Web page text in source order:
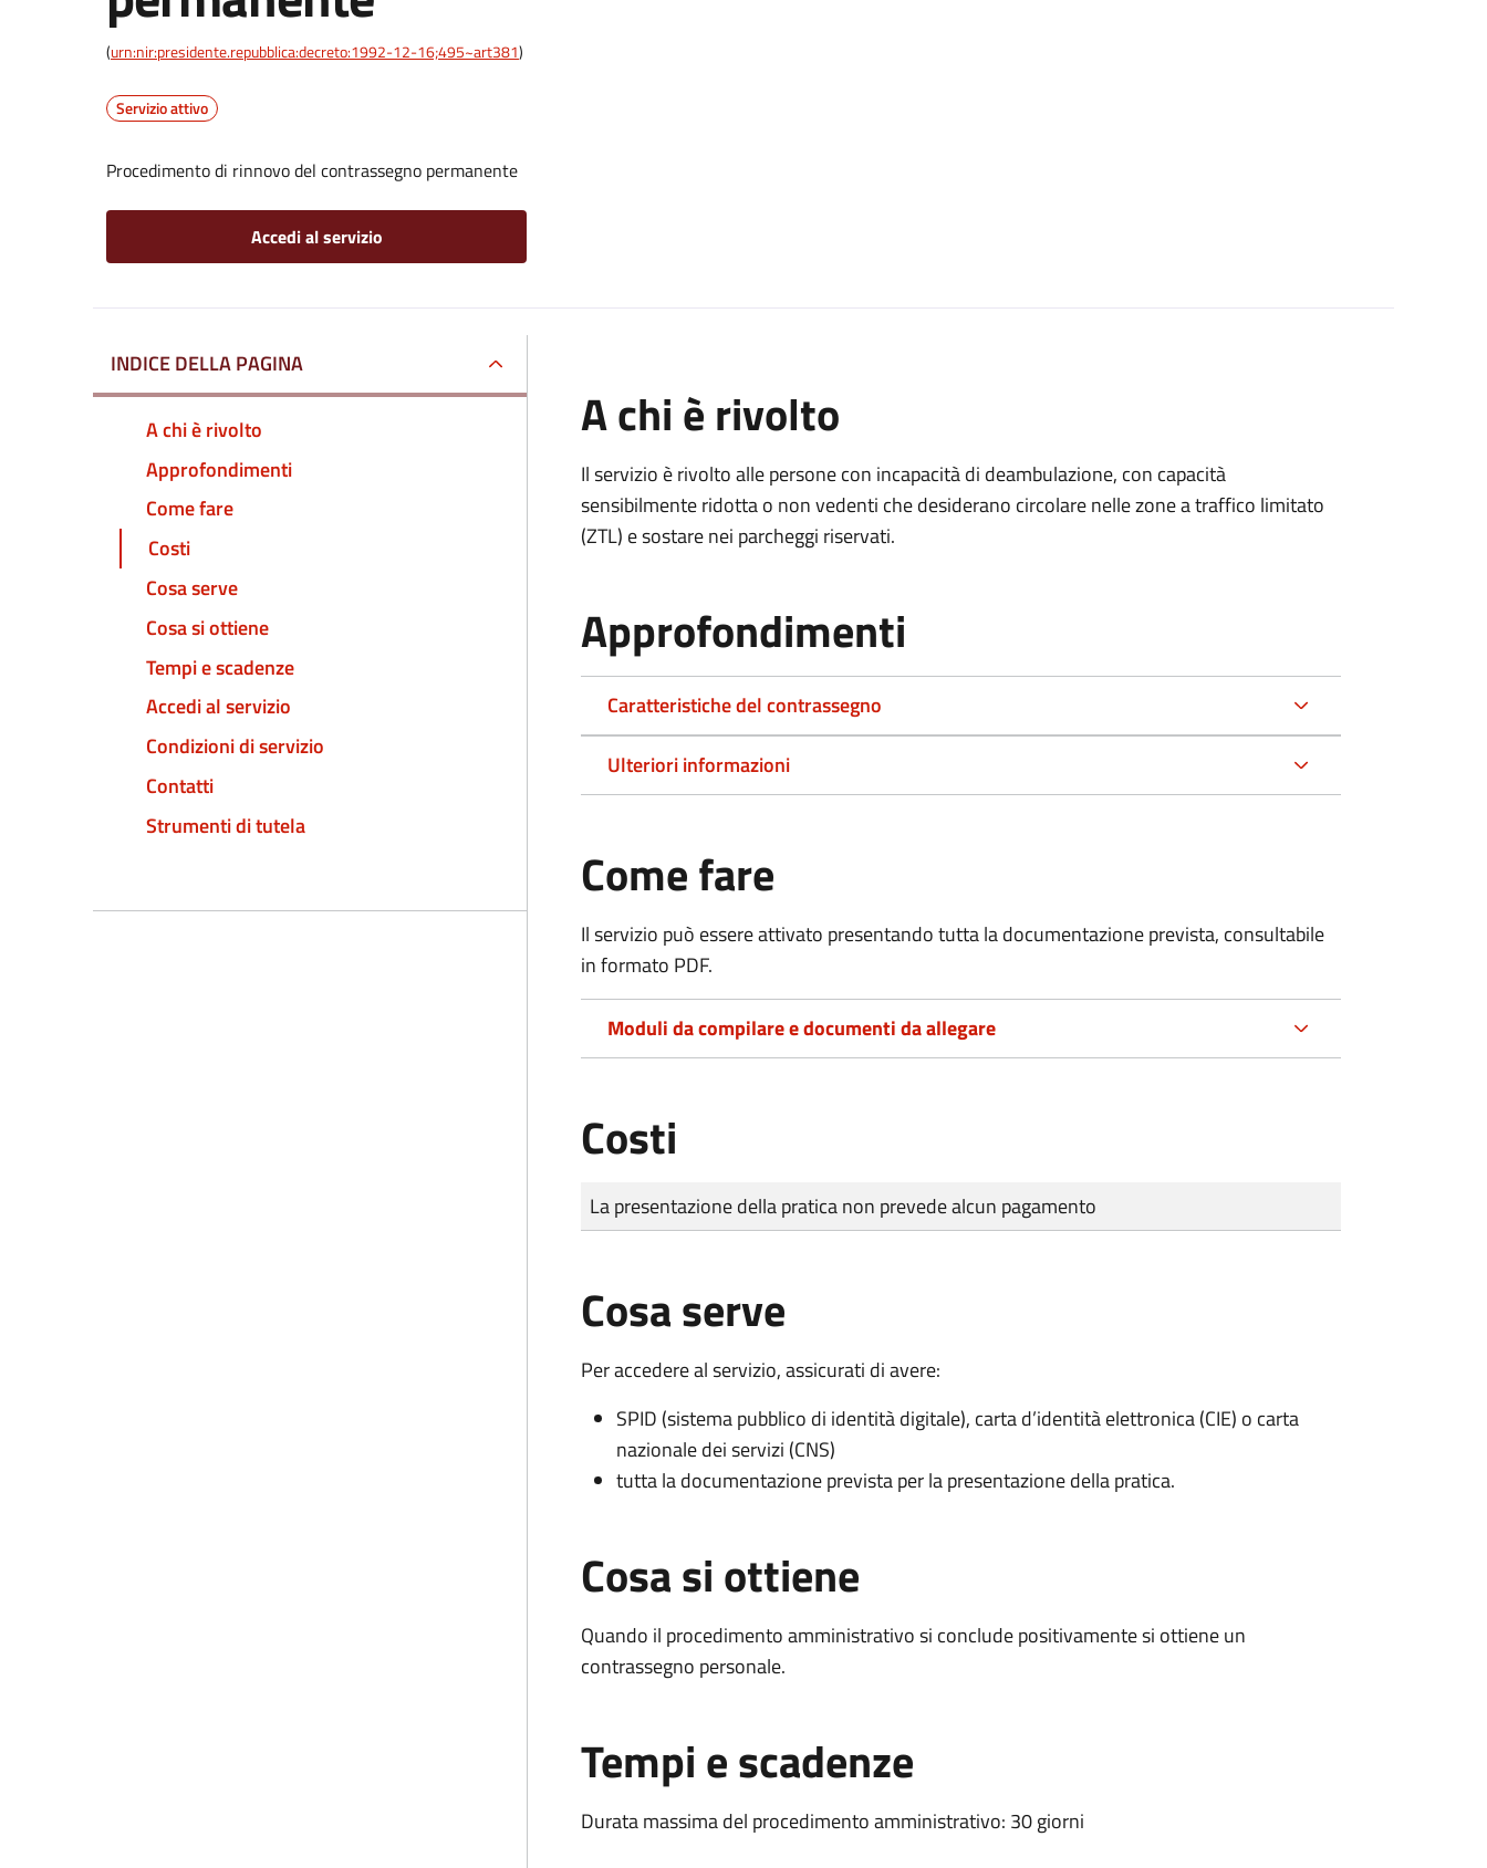
(urn:nir:presidente.repubblica:decreto:1992-12-16;495~art381)
Servizio attivo
Procedimento di rinnovo del contrassegno permanente
Accedi al servizio
INDICE DELLA PAGINA
A chi è rivolto
Approfondimenti
Come fare
Costi
Cosa serve
Cosa si ottiene
Tempi e scadenze
Accedi al servizio
Condizioni di servizio
Contatti
Strumenti di tutela
A chi è rivolto
Il servizio è rivolto alle persone con incapacità di deambulazione, con capacità
sensibilmente ridotta o non vedenti che desiderano circolare nelle zone a traffico limitato
(ZTL) e sostare nei parcheggi riservati.
Approfondimenti
Caratteristiche del contrassegno
Ulteriori informazioni
Come fare
Il servizio può essere attivato presentando tutta la documentazione prevista, consultabile
in formato PDF.
Moduli da compilare e documenti da allegare
Costi
Tipo di pagamento
Importo
La presentazione della pratica non prevede alcun pagamento
Cosa serve
Per accedere al servizio, assicurati di avere:
SPID (sistema pubblico di identità digitale), carta d’identità elettronica (CIE) o carta
nazionale dei servizi (CNS)
tutta la documentazione prevista per la presentazione della pratica.
Cosa si ottiene
Quando il procedimento amministrativo si conclude positivamente si ottiene un
contrassegno personale.
Tempi e scadenze
Durata massima del procedimento amministrativo: 30 giorni